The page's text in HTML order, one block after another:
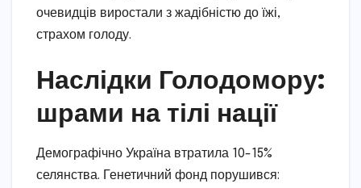
очевидців виростали з жадібністю до їжі,
страхом голоду.
Наслідки Голодомору:
шрами на тілі нації
Демографічно Україна втратила 10-15%
селянства. Генетичний фонд порушився: